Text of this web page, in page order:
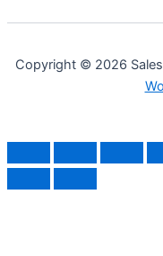
Copyright © 2026